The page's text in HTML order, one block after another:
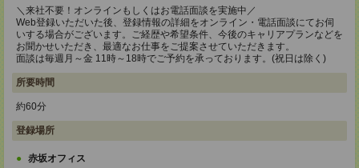
＼来社不要！オンラインもしくはお電話面談を実施中／
Web登録いただいた後、登録情報の詳細をオンライン・電話面談にてお伺
いする場合がございます。ご経歴や希望条件、今後のキャリアプランなどを
お聞かせいただき、最適なお仕事をご提案させていただきます。
面談は毎週月～金 11時～18時でご予約を承っております。(祝日は除く)
所要時間
約60分
登録場所
赤坂オフィス